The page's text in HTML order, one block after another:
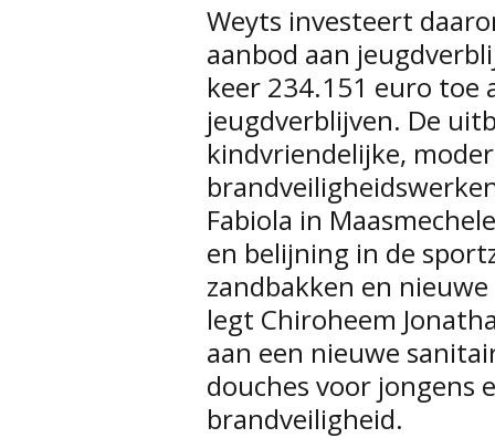
Weyts investeert
aanbod aan
keer 234.151 euro toe
jeugdverblijven. De
kindvriendelijke,
Fabiola in
en belijning in de
zandbakken en
legt Chiroheem
aan een nieuwe
douches voor jongens
brandveiligheid.